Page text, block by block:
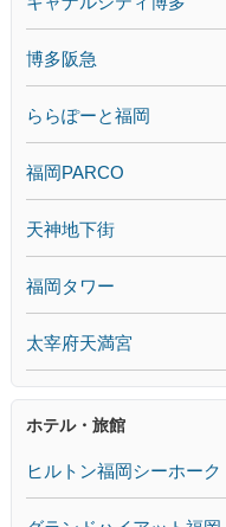
博多阪急
ららぽーと福岡
福岡PARCO
天神地下街
福岡タワー
太宰府天満宮
ホテル・旅館
ヒルトン福岡シーホーク